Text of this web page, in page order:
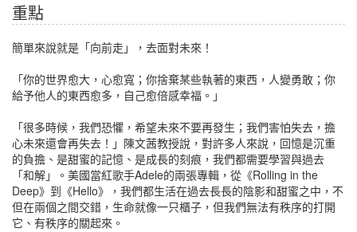
重點
簡單來說就是「向前走」，去面對未來！
「你的世界愈大，心愈寬；你捨棄某些執著的東西，人變勇敢；你
給予他人的東西愈多，自己愈倍感幸福。」
「很多時候，我們恐懼，希望未來不要再發生；我們害怕失去，擔
心未來還會再失去！」陳文茜教授說，對許多人來說，回憶是沉重
的負擔、是甜蜜的記憶、是成長的刻痕，我們都需要學習與過去
「和解」。美國當紅歌手Adele的兩張專輯，從《Rolling in the
Deep》到《Hello》，我們都生活在過去長長的陰影和甜蜜之中，不
但在兩個之間交錯，生命就像一只櫃子，但我們無法有秩序的打開
它、有秩序的關起來。